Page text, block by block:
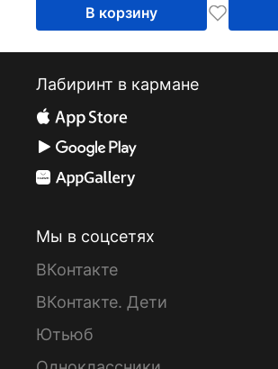
В корзину
Лабиринт в кармане
Мы в соцсетях
ВКонтакте
ВКонтакте. Дети
Ютьюб